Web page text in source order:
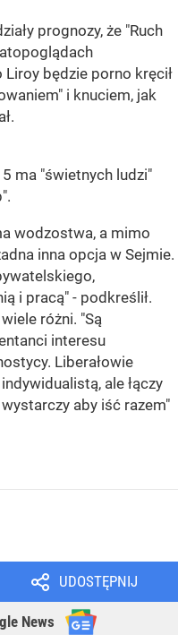
prognozy, że "Ruch
Liroy będzie porno kręcił
i knuciem, jak
ma "świetnych ludzi"
wodzostwa, a mimo
inna opcja w Sejmie.
i pracą" - podkreślił.
różni. "Są
interesu
Liberałowie
ale łączy
aby iść razem"
UDOSTĘPNIJ
News